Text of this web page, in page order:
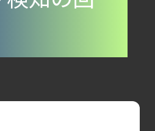
ェーズで失敗しない統合プラットフォ